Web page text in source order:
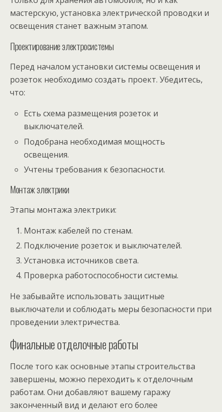
мастерскую, установка электрической проводки и
освещения станет важным этапом.
Проектирование электросистемы
Перед началом установки системы освещения и
розеток необходимо создать проект. Убедитесь,
что:
Есть схема размещения розеток и
выключателей.
Подобрана необходимая мощность
освещения.
Учтены требования к безопасности.
Монтаж электрики
Этапы монтажа электрики:
Монтаж кабелей по стенам.
Подключение розеток и выключателей.
Установка источников света.
Проверка работоспособности системы.
Не забывайте использовать защитные
выключатели и соблюдать меры безопасности при
проведении электричества.
Финальные отделочные работы
После того как основные этапы строительства
завершены, можно переходить к отделочным
работам. Они добавляют вашему гаражу
законченный вид и делают его более